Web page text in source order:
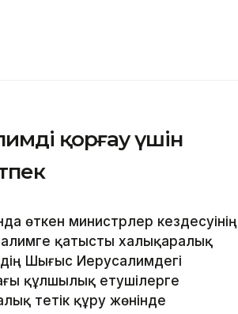
қорғау үшін
өткен министрлер кездесуінің
қатысты халықаралық
Шығыс Иерусалимдегі
құлшылық етушілерге
тетік құру жөнінде